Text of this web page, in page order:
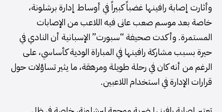
وأثارت إصابة رافينها غضباً كبيراً في أوساط إدارة برشلونة،
خاصة بعد موسم صعب عانى فيه اللاعب من الإصابات
المستمرة. وأكدت صحيفة “سبورت” الإسبانية أن النادي في
حيرة بسبب مشاركة رافينها في المباراة الودية كأساسي، على
الرغم من أنه كان في رحلة طويلة ومرهقة، ما يثير تساؤلات حول
قرارات الإدارة في استخدام اللاعبين.